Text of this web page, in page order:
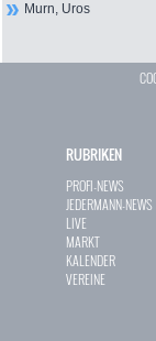
Murn, Uros
RUBRIKEN
PROFI-NEWS
JEDERMANN-NEWS
LIVE
MARKT
KALENDER
VEREINE